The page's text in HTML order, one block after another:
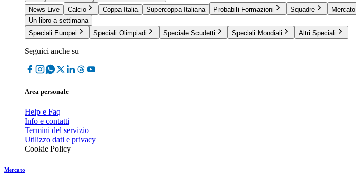
News Live
Calcio Coppa Italia Supercoppa Italiana Probabili Formazioni Squadre Mercato
Un libro a settimana
Speciali Europei
Speciali Olimpiadi Speciale Scudetti Speciali Mondiali Altri Speciali
Seguici anche su
Area personale
Help e Faq
Info e contatti
Termini del servizio
Utilizzo dati e privacy
Cookie Policy
Mercato